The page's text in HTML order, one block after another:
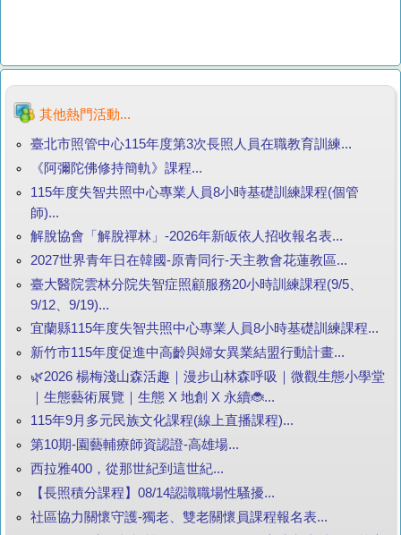
其他熱門活動...
臺北市照管中心115年度第3次長照人員在職教育訓練...
《阿彌陀佛修持簡軌》課程...
115年度失智共照中心專業人員8小時基礎訓練課程(個管
師)...
解脫協會「解脫禪林」-2026年新皈依人招收報名表...
2027世界青年日在韓國-原青同行-天主教會花蓮教區...
臺大醫院雲林分院失智症照顧服務20小時訓練課程(9/5、
9/12、9/19)...
宜蘭縣115年度失智共照中心專業人員8小時基礎訓練課程...
新竹市115年度促進中高齡與婦女異業結盟行動計畫...
🌿2026 楊梅淺山森活趣｜漫步山林森呼吸｜微觀生態小學堂
｜生態藝術展覽｜生態 X 地創 X 永續🐞...
115年9月多元民族文化課程(線上直播課程)...
第10期-園藝輔療師資認證-高雄場...
西拉雅400，從那世紀到這世紀...
【長照積分課程】08/14認識職場性騷擾...
社區協力關懷守護-獨老、雙老關懷員課程報名表...